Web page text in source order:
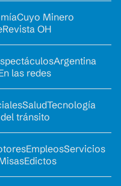
Cuyo Minero
Revista OH
Argentina
las redes
SaludTecnología
tránsito
EmpleosServicios
Edictos